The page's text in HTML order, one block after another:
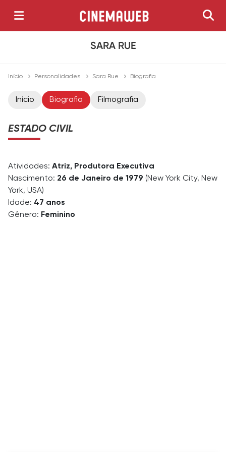
SARA RUE
Início Personalidades Sara Rue Biografia
Início Biografia Filmografia
ESTADO CIVIL
Atividades: Atriz, Produtora Executiva
Nascimento: 26 de Janeiro de 1979 (New York City, New
York, USA)
Idade: 47 anos
Gênero: Feminino